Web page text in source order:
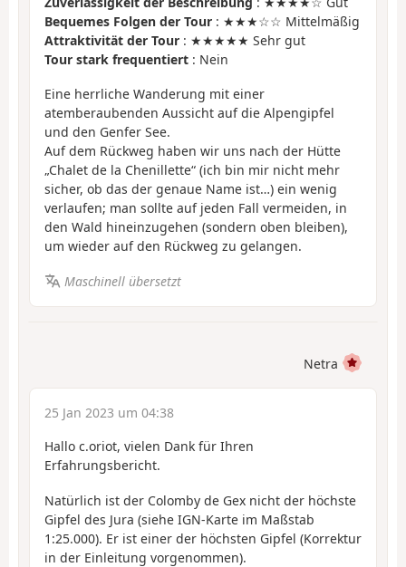
Bequemes Folgen der Tour : ★★★☆☆ Mittelmäßig
Attraktivität der Tour : ★★★★★ Sehr gut
Tour stark frequentiert : Nein
Eine herrliche Wanderung mit einer
atemberaubenden Aussicht auf die Alpengipfel
und den Genfer See.
Auf dem Rückweg haben wir uns nach der Hütte
„Chalet de la Chenillette“ (ich bin mir nicht mehr
sicher, ob das der genaue Name ist…) ein wenig
verlaufen; man sollte auf jeden Fall vermeiden, in
den Wald hineinzugehen (sondern oben bleiben),
um wieder auf den Rückweg zu gelangen.
Maschinell übersetzt
Netra
25 Jan 2023 um 04:38
Hallo c.oriot, vielen Dank für Ihren
Erfahrungsbericht.
Natürlich ist der Colomby de Gex nicht der höchste
Gipfel des Jura (siehe IGN-Karte im Maßstab
1:25.000). Er ist einer der höchsten Gipfel (Korrektur
in der Einleitung vorgenommen).